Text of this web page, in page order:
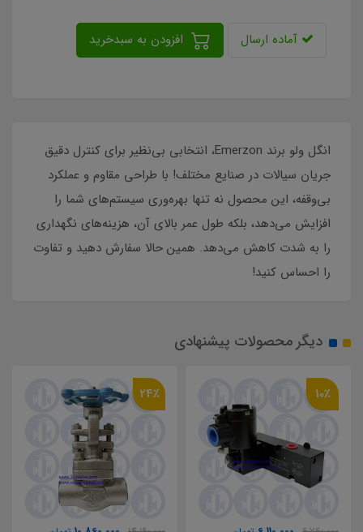
آماده ارسال
انگل ولو برند Emerzon، انتخابی بی‌نظیر برای کنترل دقیق
جریان سیالات در صنایع مختلف! با طراحی مقاوم و عملکرد
بی‌وقفه، این محصول نه تنها بهره‌وری سیستم‌های شما را
افزایش می‌دهد، بلکه طول عمر بالای آن، هزینه‌های نگهداری
را به شدت کاهش می‌دهد. همین حالا سفارش دهید و تفاوت
را احساس کنید!
دیگر محصولات پیشنهادی
10٪ 24٪